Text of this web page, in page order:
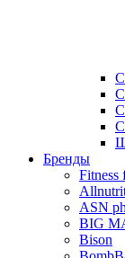
Бренды
Fitness
ASN
BIG
Bison